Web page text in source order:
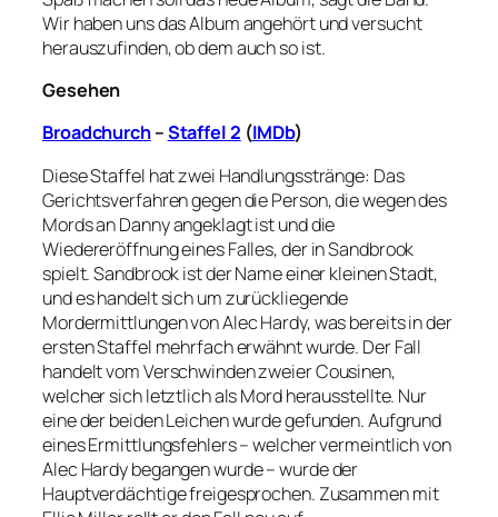
Wir haben uns das Album angehört und versucht
herauszufinden, ob dem auch so ist.
Gesehen
Broadchurch–Staffel 2 (IMDb)
Diese Staffel hat zwei Handlungsstränge: Das
Gerichtsverfahren gegen die Person, die wegen des
Mords an Danny angeklagt ist und die
Wiedereröffnung eines Falles, der in Sandbrook
spielt. Sandbrook ist der Name einer kleinen Stadt,
und es handelt sich um zurückliegende
Mordermittlungen von Alec Hardy, was bereits in der
ersten Staffel mehrfach erwähnt wurde. Der Fall
handelt vom Verschwinden zweier Cousinen,
welcher sich letztlich als Mord herausstellte. Nur
eine der beiden Leichen wurde gefunden. Aufgrund
eines Ermittlungsfehlers – welcher vermeintlich von
Alec Hardy begangen wurde – wurde der
Hauptverdächtige freigesprochen. Zusammen mit